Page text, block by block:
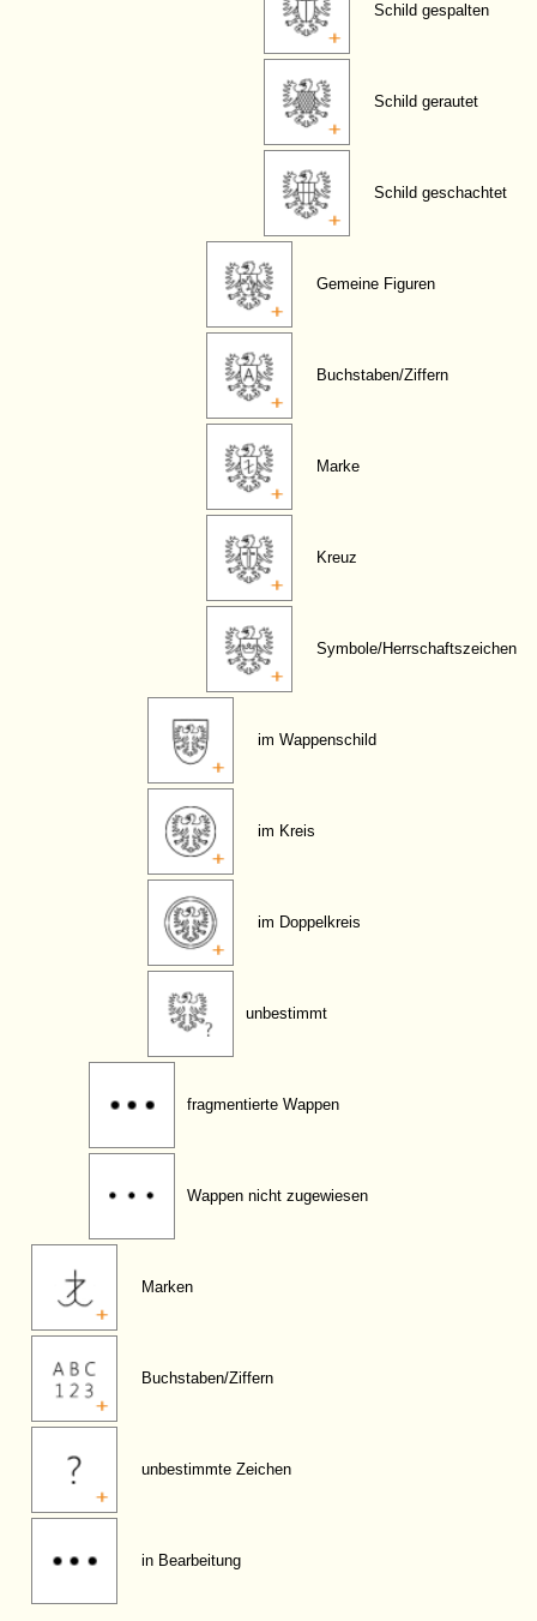
Schild gespalten
Schild gerautet
Schild geschachtet
Gemeine Figuren
Buchstaben/Ziffern
Marke
Kreuz
Symbole/Herrschaftszeichen
im Wappenschild
im Kreis
im Doppelkreis
unbestimmt
fragmentierte Wappen
Wappen nicht zugewiesen
Marken
Buchstaben/Ziffern
unbestimmte Zeichen
in Bearbeitung